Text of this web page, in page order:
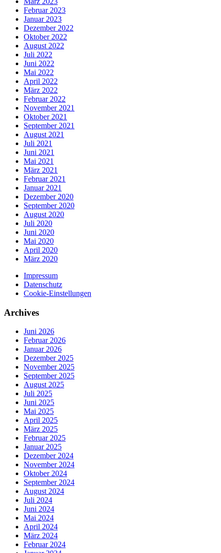
Februar 2023
Januar 2023
Dezember 2022
Oktober 2022
August 2022
Juli 2022
Juni 2022
Mai 2022
April 2022
März 2022
Februar 2022
November 2021
Oktober 2021
September 2021
August 2021
Juli 2021
Juni 2021
Mai 2021
März 2021
Februar 2021
Januar 2021
Dezember 2020
September 2020
August 2020
Juli 2020
Juni 2020
Mai 2020
April 2020
März 2020
Impressum
Datenschutz
Cookie-Einstellungen
Archives
Juni 2026
Februar 2026
Januar 2026
Dezember 2025
November 2025
September 2025
August 2025
Juli 2025
Juni 2025
Mai 2025
April 2025
März 2025
Februar 2025
Januar 2025
Dezember 2024
November 2024
Oktober 2024
September 2024
August 2024
Juli 2024
Juni 2024
Mai 2024
April 2024
März 2024
Februar 2024